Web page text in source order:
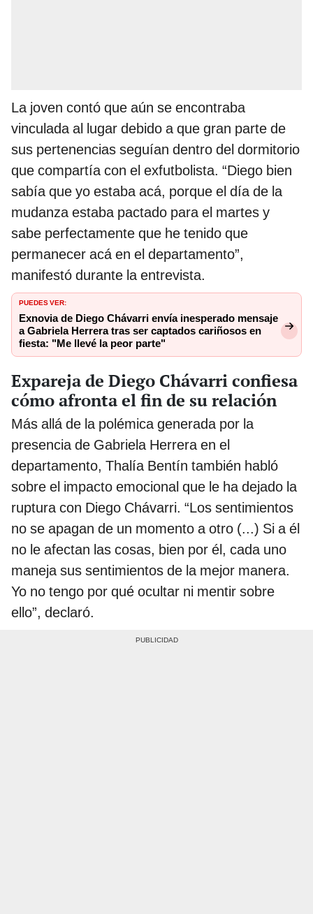
La joven contó que aún se encontraba
vinculada al lugar debido a que gran parte de
sus pertenencias seguían dentro del dormitorio
que compartía con el exfutbolista. “Diego bien
sabía que yo estaba acá, porque el día de la
mudanza estaba pactado para el martes y
sabe perfectamente que he tenido que
permanecer acá en el departamento”,
manifestó durante la entrevista.
PUEDES VER:
Exnovia de Diego Chávarri envía inesperado mensaje
a Gabriela Herrera tras ser captados cariñosos en
fiesta: "Me llevé la peor parte"
Expareja de Diego Chávarri confiesa
cómo afronta el fin de su relación
Más allá de la polémica generada por la
presencia de Gabriela Herrera en el
departamento, Thalía Bentín también habló
sobre el impacto emocional que le ha dejado la
ruptura con Diego Chávarri. “Los sentimientos
no se apagan de un momento a otro (...) Si a él
no le afectan las cosas, bien por él, cada uno
maneja sus sentimientos de la mejor manera.
Yo no tengo por qué ocultar ni mentir sobre
ello”, declaró.